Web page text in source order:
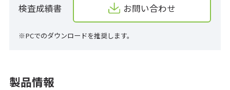
検査成績書 お問い合わせ
※PCでのダウンロードを推奨します。
製品情報